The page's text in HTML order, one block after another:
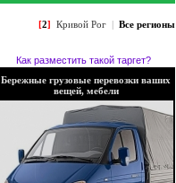
[2] Кривой Рог | Все регионы
Как разместить такой таргет?
Бережные грузовые перевозки ваших
вещей, мебели